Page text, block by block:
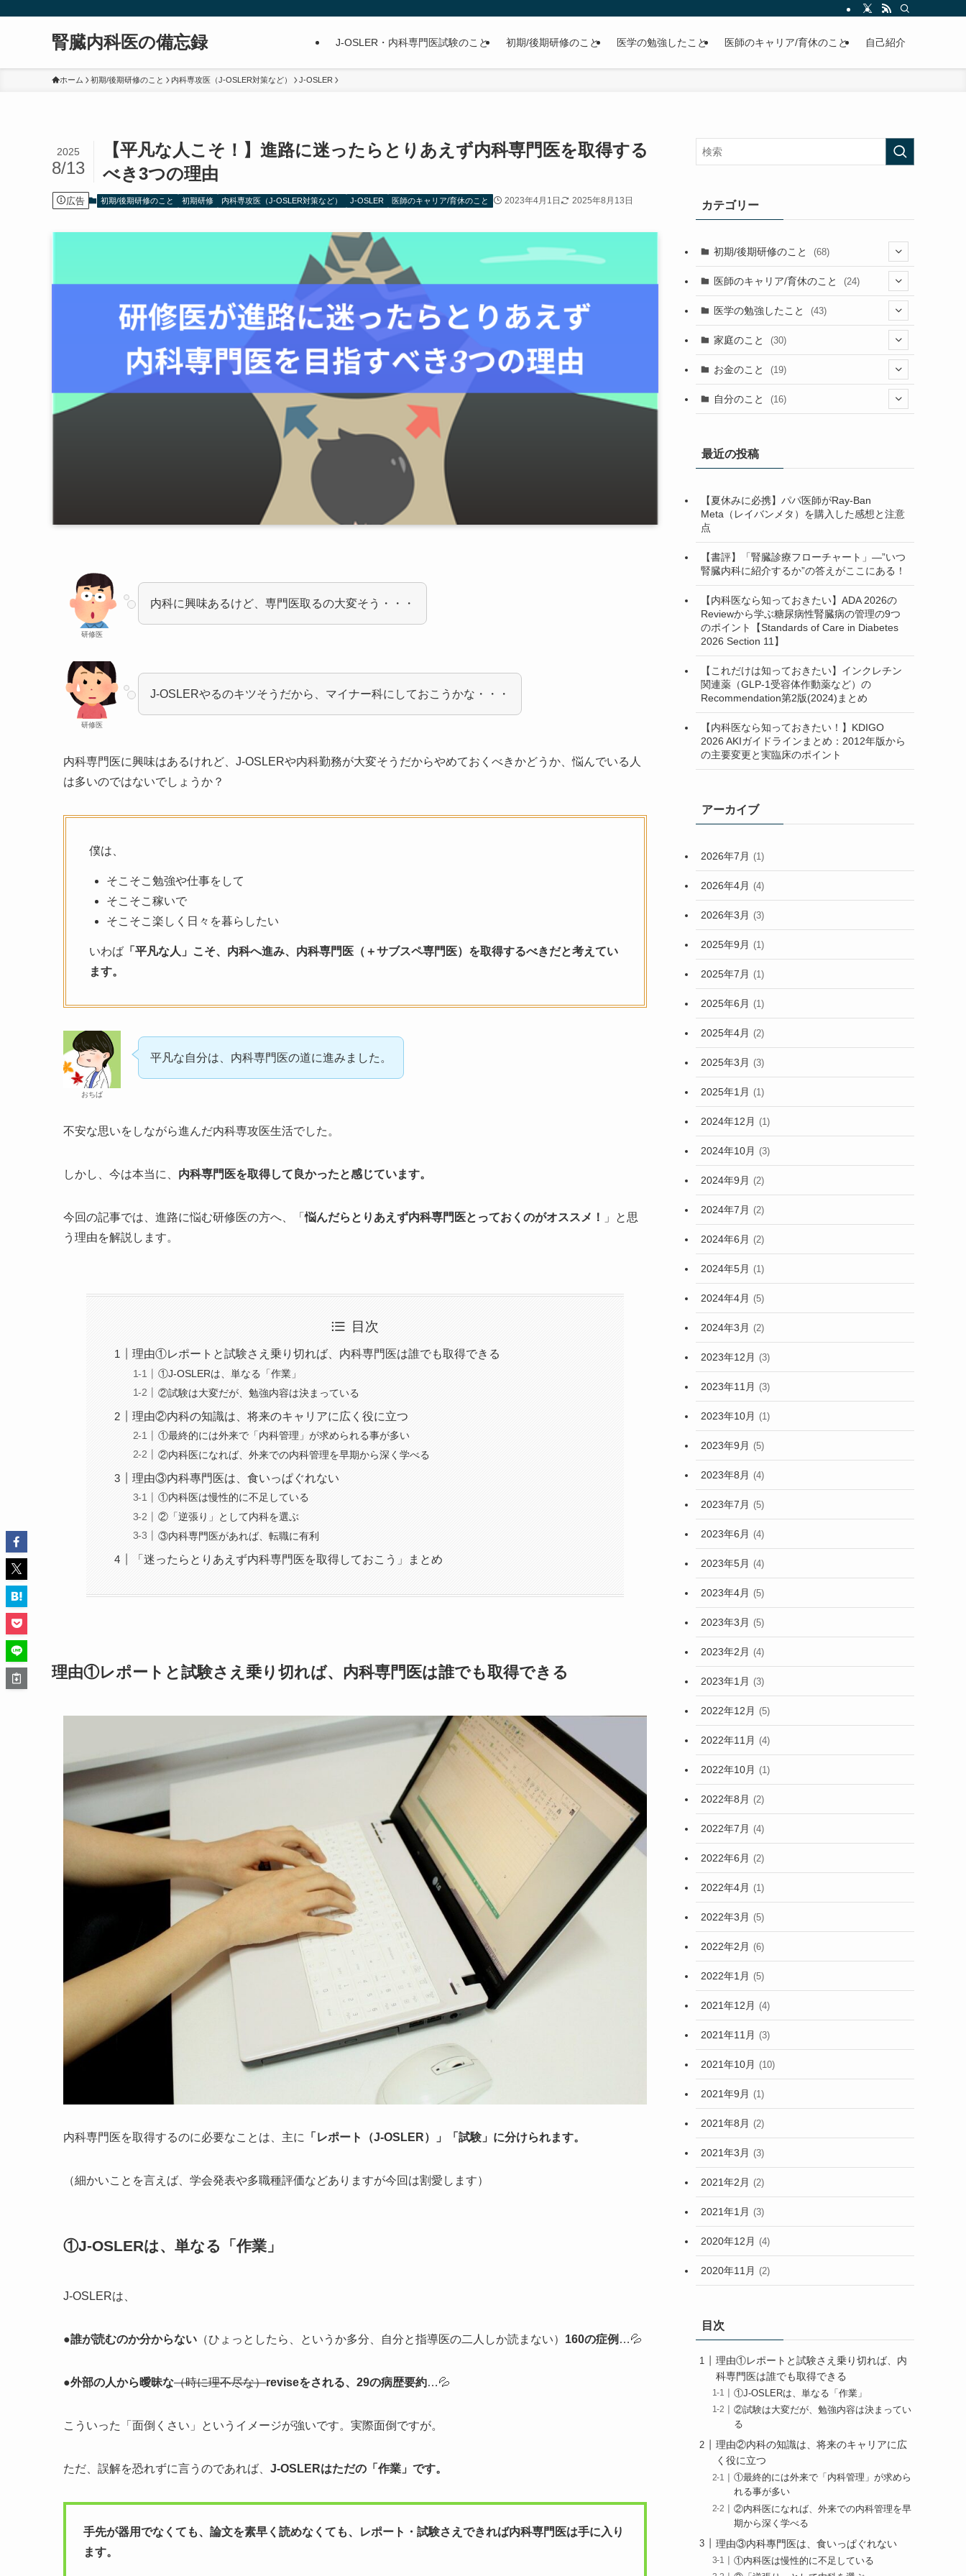
腎臓内科医の備忘録 J-OSLER・内科専門医試験のこと 初期/後期研修のこと 医学の勉強したこと 医師のキャリア/育休のこと 自己紹介
ホーム 初期/後期研修のこと 内科専攻医（J-OSLER対策など） J-OSLER
【平凡な人こそ！】進路に迷ったらとりあえず内科専門医を取得する
べき3つの理由
2025
8/13
広告 初期/後期研修のこと 初期研修 内科専攻医（J-OSLER対策など） J-OSLER 医師のキャリア/育休のこと 2023年4月1日 2025年8月13日
研修医
内科に興味あるけど、専門医取るの大変そう・・・
研修医
J-OSLERやるのキツそうだから、マイナー科にしておこうかな・・・
内科専門医に興味はあるけれど、J-OSLERや内科勤務が大変そうだからやめておくべきかどうか、悩んでいる人
は多いのではないでしょうか？
僕は、
そこそこ勉強や仕事をして
そこそこ稼いで
そこそこ楽しく日々を暮らしたい
いわば 「平凡な人」こそ、内科へ進み、内科専門医（＋サブスペ専門医）を取得するべきだと考えてい
ます。
おちば
平凡な自分は、内科専門医の道に進みました。
不安な思いをしながら進んだ内科専攻医生活でした。
しかし、今は本当に、 内科専門医を取得して良かったと感じています。
今回の記事では、進路に悩む研修医の方へ、「悩んだらとりあえず内科専門医とっておくのがオススメ！
」と思
う理由を解説します。
目次
理由①レポートと試験さえ乗り切れば、内科専門医は誰でも取得できる
①J-OSLERは、単なる「作業」
②試験は大変だが、勉強内容は決まっている
理由②内科の知識は、将来のキャリアに広く役に立つ
①最終的には外来で「内科管理」が求められる事が多い
②内科医になれば、外来での内科管理を早期から深く学べる
理由③内科專門医は、食いっぱぐれない
①内科医は慢性的に不足している
②「逆張り」として内科を選ぶ
③内科専門医があれば、転職に有利
「迷ったらとりあえず内科専門医を取得しておこう」まとめ
理由①レポートと試験さえ乗り切れば、内科専門医は誰でも取得できる
内科専門医を取得するのに必要なことは、主に 「レポート（J-OSLER）」「試験」に分けられます。
（細かいことを言えば、学会発表や多職種評価などありますが今回は割愛します）
①J-OSLERは、単なる「作業」
J-OSLERは、
●誰が読むのか分からない （ひょっとしたら、というか多分、自分と指導医の二人しか読まない） 160の症例 …💦
●外部の人から曖昧な（時に理不尽な）reviseをされる、29の病歴要約…💦
こういった「面倒くさい」というイメージが強いです。実際面倒ですが。
ただ、誤解を恐れずに言うのであれば、 J-OSLERはただの「作業」です。
手先が器用でなくても、論文を素早く読めなくても、レポート・試験さえできれば内科専門医は手に入り
ます。
カテゴリー
初期/後期研修のこと (68)
(26)
(2)
(13)
(23) (9)
(4)
医師のキャリア/育休のこと (24)
(1)
(1)
医学の勉強したこと (43)
(2)
(1)
(1)
(10)
(1)
(1)
(1)
(4)
(3)
(1)
(2)
(7)
(7)
(2)
(3)
(1)
家庭のこと (30)
(13)
(12)
(1)
お金のこと (19)
(4)
自分のこと (16)
(5)
(2)
最近の投稿
【夏休みに必携】パパ医師がRay-Ban
Meta（レイバンメタ）を購入した感想と注意
点
【書評】「腎臓診療フローチャート」—”いつ
腎臓内科に紹介するか”の答えがここにある！
【内科医なら知っておきたい】ADA 2026の
Reviewから学ぶ糖尿病性腎臓病の管理の9つ
のポイント【Standards of Care in Diabetes
2026 Section 11】
【これだけは知っておきたい】インクレチン
関連薬（GLP-1受容体作動薬など）の
Recommendation第2版(2024)まとめ
【内科医なら知っておきたい！】KDIGO
2026 AKIガイドラインまとめ：2012年版から
の主要変更と実臨床のポイント
アーカイブ
2026年7月 (1)
2026年4月 (4)
2026年3月 (3)
2025年9月 (1)
2025年7月 (1)
2025年6月 (1)
2025年4月 (2)
2025年3月 (3)
2025年1月 (1)
2024年12月 (1)
2024年10月 (3)
2024年9月 (2)
2024年7月 (2)
2024年6月 (2)
2024年5月 (1)
2024年4月 (5)
2024年3月 (2)
2023年12月 (3)
2023年11月 (3)
2023年10月 (1)
2023年9月 (5)
2023年8月 (4)
2023年7月 (5)
2023年6月 (4)
2023年5月 (4)
2023年4月 (5)
2023年3月 (5)
2023年2月 (4)
2023年1月 (3)
2022年12月 (5)
2022年11月 (4)
2022年10月 (1)
2022年8月 (2)
2022年7月 (4)
2022年6月 (2)
2022年4月 (1)
2022年3月 (5)
2022年2月 (6)
2022年1月 (5)
2021年12月 (4)
2021年11月 (3)
2021年10月 (10)
2021年9月 (1)
2021年8月 (2)
2021年3月 (3)
2021年2月 (2)
2021年1月 (3)
2020年12月 (4)
2020年11月 (2)
目次
理由①レポートと試験さえ乗り切れば、内
科専門医は誰でも取得できる
①J-OSLERは、単なる「作業」
②試験は大変だが、勉強内容は決まってい
る
理由②内科の知識は、将来のキャリアに広
く役に立つ
①最終的には外来で「内科管理」が求めら
れる事が多い
②内科医になれば、外来での内科管理を早
期から深く学べる
理由③内科專門医は、食いっぱぐれない
①内科医は慢性的に不足している